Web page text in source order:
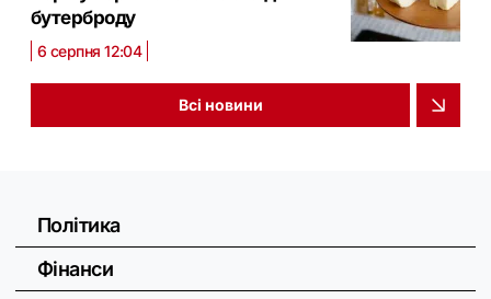
бутерброду
6 серпня 12:04
Всі новини
Політика
Фінанси